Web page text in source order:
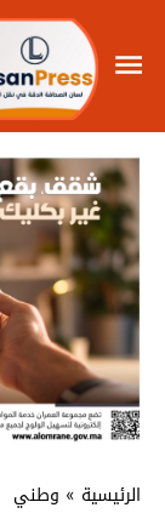
الرئيسية » وطني